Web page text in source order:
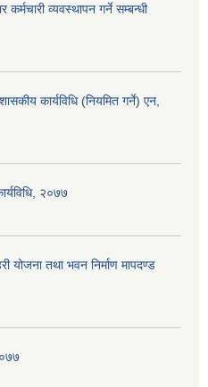
व्यवस्थापन गर्ने सम्बन्धी
कार्यविधि (नियमित गर्ने) एन,
२०७७
योजना तथा भवन निर्माण मापदण्ड